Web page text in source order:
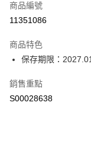
超商取貨付款
Apple Pay
街口支付
全盈+PAY
商品編號
11351086
商品特色
保存期限：
銷售重點
S00028638